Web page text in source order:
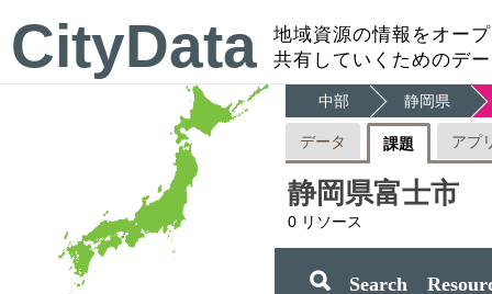
CityData
地域資源の情報をオー
共有していくためのデ
中部 静岡県
データ 課題 アプ
静岡県富士市
0 リソース
Search